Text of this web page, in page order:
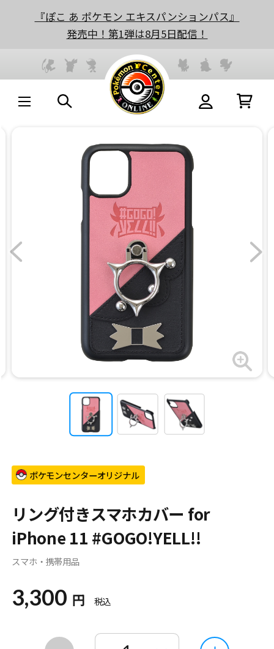
『ぽこ あ ポケモン エキスパンションパス』
発売中！第1弾は8月5日配信！
ポケモンセンターオリジナル
リング付きスマホカバー for
iPhone 11 #GOGO!YELL!!
スマホ・携帯用品
3,300 円 税込